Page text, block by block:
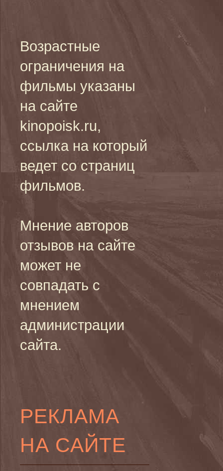
Возрастные
ограничения на
фильмы указаны
на сайте
kinopoisk.ru,
ссылка на который
ведет со страниц
фильмов.
Мнение авторов
отзывов на сайте
может не
совпадать с
мнением
администрации
сайта.
РЕКЛАМА
НА САЙТЕ